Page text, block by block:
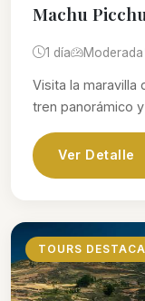
Machu
1 día Moderada
Visita la maravilla
tren panorámico
Ver Detalle
TOURS